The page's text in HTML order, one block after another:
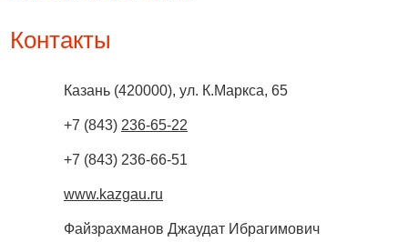
Контакты
Казань (420000), ул. К.Маркса, 65
+7 (843) 236-65-22
+7 (843) 236-66-51
www.kazgau.ru
Файзрахманов Джаудат Ибрагимович